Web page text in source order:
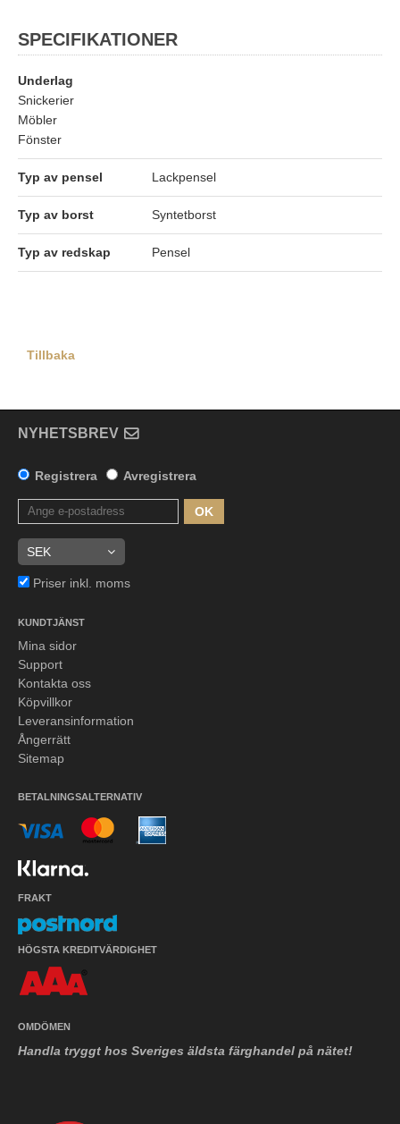
SPECIFIKATIONER
Underlag
Snickerier
Möbler
Fönster
Typ av pensel Lackpensel
Typ av borst Syntetborst
Typ av redskap Pensel
Tillbaka
NYHETSBREV
Registrera Avregistrera
OK
Priser inkl. moms
KUNDTJÄNST
Mina sidor
Support
Kontakta oss
Köpvillkor
Leveransinformation
Ångerrätt
Sitemap
BETALNINGSALTERNATIV
FRAKT
HÖGSTA KREDITVÄRDIGHET
OMDÖMEN
Handla tryggt hos Sveriges äldsta färghandel på nätet!